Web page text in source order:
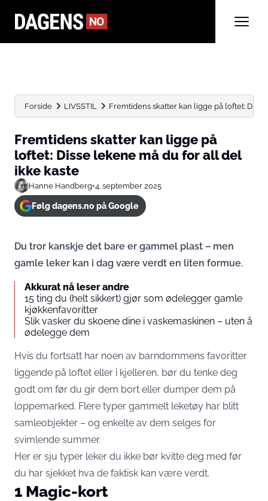
Forside LIVSSTIL Fremtidens skatter kan ligge på loftet: Disse
Fremtidens skatter kan ligge på
loftet: Disse lekene må du for all del
ikke kaste
Hanne Handberg•4. september 2025
Følg dagens.no på Google
Du tror kanskje det bare er gammel plast – men
gamle leker kan i dag være verdt en liten formue.
Akkurat nå leser andre
15 ting du (helt sikkert) gjør som ødelegger gamle
kjøkkenfavoritter
Slik vasker du skoene dine i vaskemaskinen – uten å
ødelegge dem
Hvis du fortsatt har noen av barndommens favoritter
liggende på loftet eller i kjelleren, bør du tenke deg
godt om før du gir dem bort eller dumper dem på
loppemarked. Flere typer gammelt leketøy har blitt
samleobjekter – og enkelte av dem selges for
svimlende summer.
Her er sju typer leker du ikke bør kvitte deg med før
du har sjekket hva de faktisk kan være verdt.
1 Magic-kort